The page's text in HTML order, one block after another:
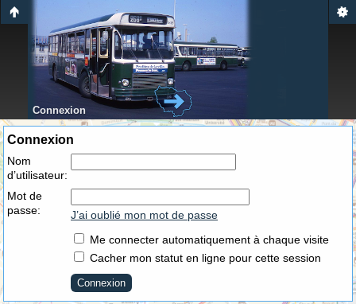
Connexion
Connexion
Nom
d’utilisateur:
Mot de
passe:
J’ai oublié mon mot de passe
Me connecter automatiquement à chaque visite
Cacher mon statut en ligne pour cette session